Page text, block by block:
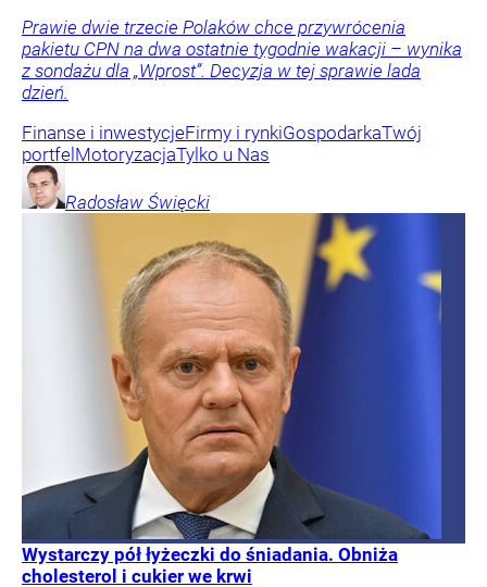
Prawie dwie trzecie Polaków chce przywrócenia
pakietu CPN na dwa ostatnie tygodnie wakacji – wynika
z sondażu dla „Wprost”. Decyzja w tej sprawie lada
dzień.
Finanse i inwestycjeFirmy i rynkiGospodarkaTwój
portfel MotoryzacjaTylko u Nas
Radosław Święcki
Wystarczy pół łyżeczki do śniadania. Obniża
cholesterol i cukier we krwi